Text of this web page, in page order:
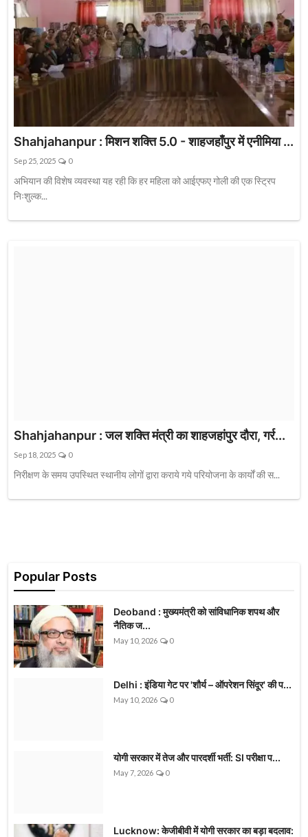
Shahjahanpur : मिशन शक्ति 5.0 - शाहजहाँपुर में एनीमिया ...
Sep 25, 2025 0
अभियान की विशेष व्यवस्था यह रही कि हर महिला को आईएफए गोली की एक स्ट्रिप
निःशुल्क...
Shahjahanpur : जल शक्ति मंत्री का शाहजहांपुर दौरा, गर्र...
Sep 18, 2025 0
‎निरीक्षण के समय उपस्थित स्थानीय लोगों द्वारा कराये गये परियोजना के कार्यों की स...
Popular Posts
Deoband : मुख्यमंत्री को सांविधानिक शपथ और
नैतिक ज...
May 10, 2026 0
Delhi : इंडिया गेट पर 'शौर्य – ऑपरेशन सिंदूर' की प...
May 10, 2026 0
योगी सरकार में तेज और पारदर्शी भर्ती: SI परीक्षा प...
May 7, 2026 0
Lucknow: केजीबीवी में योगी सरकार का बड़ा बदलाव: